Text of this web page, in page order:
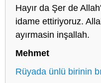
Hayır da Şer de
idame ettiriyoruz.
ayırmasin inşallah.
Mehmet
Rüyada ünlü birinin